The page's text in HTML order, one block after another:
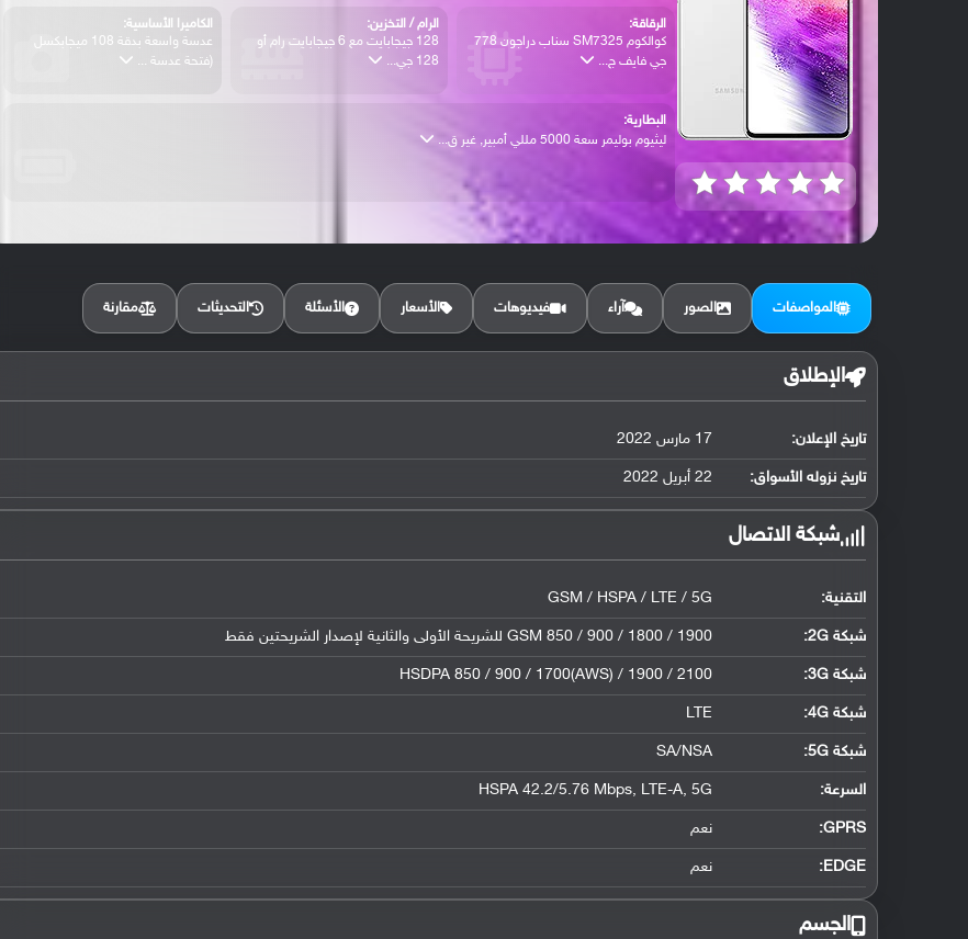
الرقاقة:
كوالكوم SM7325 سناب دراجون 778
جي فايف ج...
الرام / التخزين:
128 جيجابايت مع 6 جيجابايت رام أو
128 جي...
الكاميرا الأساسية:
عدسة واسعة بدقة 108 ميجابكسل
(فتحة عدسة ...
البطارية:
ليثيوم بوليمر سعة 5000 مللي أمبير, غير ق...
المواصفات الصور آراء فيديوهات الأسعار الأسئلة التحديثات مقارنة
الإطلاق
تاريخ الإعلان: 17 مارس 2022
تاريخ نزوله الأسواق: 22 أبريل 2022
شبكة الاتصال
التقنية: GSM / HSPA / LTE / 5G
شبكة 2G: GSM 850 / 900 / 1800 / 1900 للشريحة الأولى والثانية لإصدار الشريحتين فقط
شبكة 3G :
HSDPA 850 / 900 / 1700(AWS) / 1900 / 2100
شبكة 4G :
LTE
شبكة 5G :
SA/NSA
السرعة: HSPA 42.2/5.76 Mbps, LTE-A, 5G
GPRS: نعم
EDGE: نعم
الجسم